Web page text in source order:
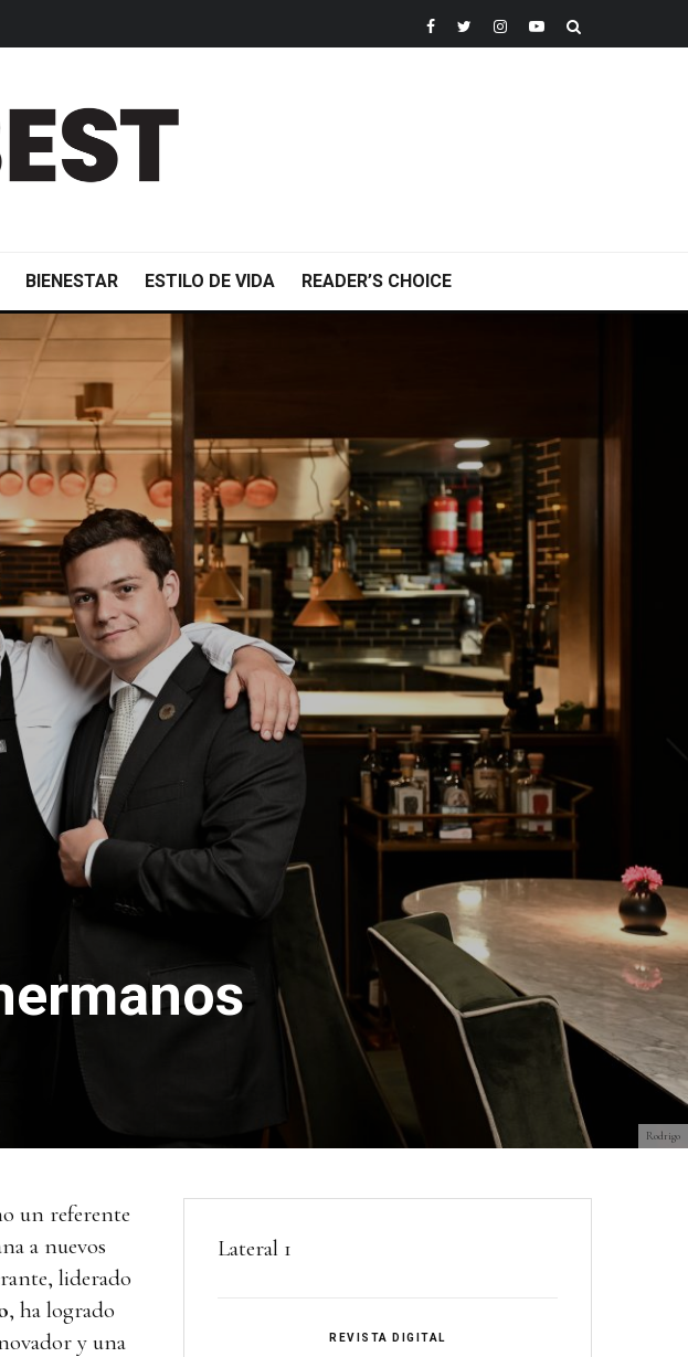
BIENESTAR ESTILO DE VIDA READER’S CHOICE
Rodrigo
un referente
a nuevos
liderado
, ha logrado
y una
Lateral 1
REVISTA DIGITAL